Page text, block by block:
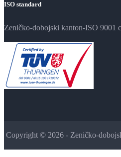
ISO standard
Zeničko-dobojski kanton-ISO 9001
Copyright © 2026 - Zeničko-